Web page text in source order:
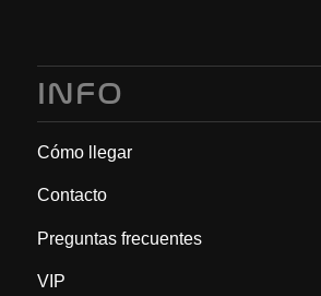
INFO
Cómo llegar
Contacto
Preguntas frecuentes
VIP